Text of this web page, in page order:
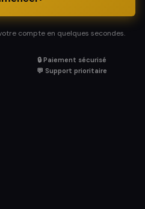
compte en quelques secondes.
🔒 Paiement sécurisé
💬 Support prioritaire